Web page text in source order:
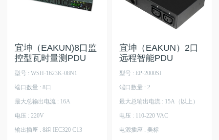
宜坤（EAKUN)8口监
控型瓦时量测PDU
型号 : WSH-1623K-08N1
端口数量 : 8口
最大总输出电流 : 16A
电压 : 220V
输出插座 : 8组 IEC320 C13
宜坤（EAKUN）2口
远程智能PDU
型号 : EP-2000SI
端口数量 : 2
最大总输出电流 : 15A（以上）
电压 : 110-220 VAC
电源插座 : 美标